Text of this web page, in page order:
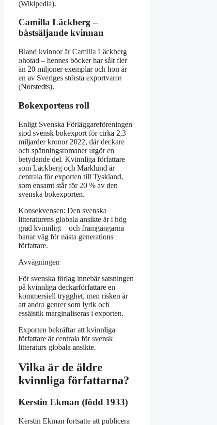
(Wikipedia).
Camilla Läckberg –
bästsäljande kvinnan
Bland kvinnor är Camilla Läckberg
ohotad – hennes böcker har sålt fler
än 20 miljoner exemplar och hon är
en av Sveriges största exportvaror
(Norstedts).
Bokexportens roll
Enligt Svenska Förläggareföreningen
stod svensk bokexport för cirka 2,3
miljarder kronor 2022, där deckare
och spänningsromaner utgör en
betydande del. Kvinnliga författare
som Läckberg och Marklund är
centrala för exporten till Tyskland,
som ensamt står för 20 % av den
svenska bokexporten.
Konsekvensen: Den svenska
litteraturens globala ansikte är i hög
grad kvinnligt – och framgångarna
banar väg för nästa generations
författare.
Avvägningen
För svenska förlag innebär satsningen
på kvinnliga deckarförfattare en
kommersiell trygghet, men risken är
att andra genrer som lyrik och
essäistik marginaliseras i exporten.
Exporten bekräftar att kvinnliga
författare är centrala för svensk
litteraturs globala ansikte.
Vilka är de äldre
kvinnliga författarna?
Kerstin Ekman (född 1933)
Kerstin Ekman fortsatte att publicera